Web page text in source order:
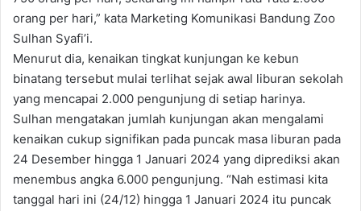
orang per hari,” kata Marketing Komunikasi Bandung Zoo
Sulhan Syafi’i.
Menurut dia, kenaikan tingkat kunjungan ke kebun
binatang tersebut mulai terlihat sejak awal liburan sekolah
yang mencapai 2.000 pengunjung di setiap harinya.
Sulhan mengatakan jumlah kunjungan akan mengalami
kenaikan cukup signifikan pada puncak masa liburan pada
24 Desember hingga 1 Januari 2024 yang diprediksi akan
menembus angka 6.000 pengunjung. “Nah estimasi kita
tanggal hari ini (24/12) hingga 1 Januari 2024 itu puncak